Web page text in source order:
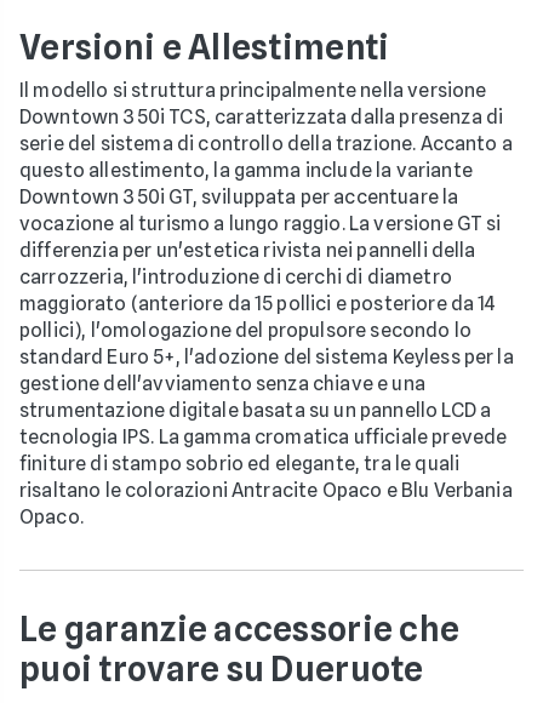
Versioni e Allestimenti
Il modello si struttura principalmente nella versione
Downtown 350i TCS, caratterizzata dalla presenza di
serie del sistema di controllo della trazione. Accanto a
questo allestimento, la gamma include la variante
Downtown 350i GT, sviluppata per accentuare la
vocazione al turismo a lungo raggio. La versione GT si
differenzia per un'estetica rivista nei pannelli della
carrozzeria, l'introduzione di cerchi di diametro
maggiorato (anteriore da 15 pollici e posteriore da 14
pollici), l'omologazione del propulsore secondo lo
standard Euro 5+, l'adozione del sistema Keyless per la
gestione dell'avviamento senza chiave e una
strumentazione digitale basata su un pannello LCD a
tecnologia IPS. La gamma cromatica ufficiale prevede
finiture di stampo sobrio ed elegante, tra le quali
risaltano le colorazioni Antracite Opaco e Blu Verbania
Opaco.
Le garanzie accessorie che
puoi trovare su Dueruote